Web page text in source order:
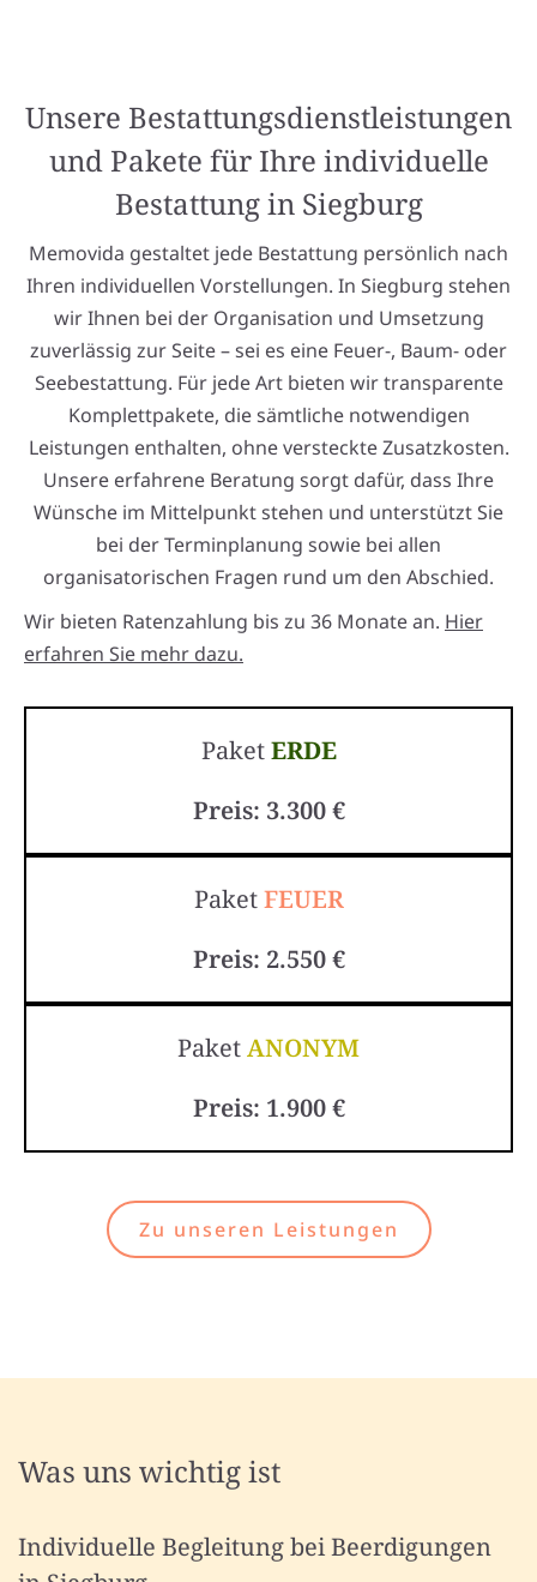
Unsere Bestattungsdienstleistungen
und Pakete für Ihre individuelle
Bestattung in Siegburg
Memovida gestaltet jede Bestattung persönlich nach
Ihren individuellen Vorstellungen. In Siegburg stehen
wir Ihnen bei der Organisation und Umsetzung
zuverlässig zur Seite – sei es eine Feuer-, Baum- oder
Seebestattung. Für jede Art bieten wir transparente
Komplettpakete, die sämtliche notwendigen
Leistungen enthalten, ohne versteckte Zusatzkosten.
Unsere erfahrene Beratung sorgt dafür, dass Ihre
Wünsche im Mittelpunkt stehen und unterstützt Sie
bei der Terminplanung sowie bei allen
organisatorischen Fragen rund um den Abschied.
Wir bieten Ratenzahlung bis zu 36 Monate an. Hier
erfahren Sie mehr dazu.
PaketERDE
Preis: 3.300 €
PaketFEUER
Preis: 2.550 €
PaketANONYM
Preis: 1.900 €
Zu unseren Leistungen
Was uns wichtig ist
Individuelle Begleitung bei Beerdigungen